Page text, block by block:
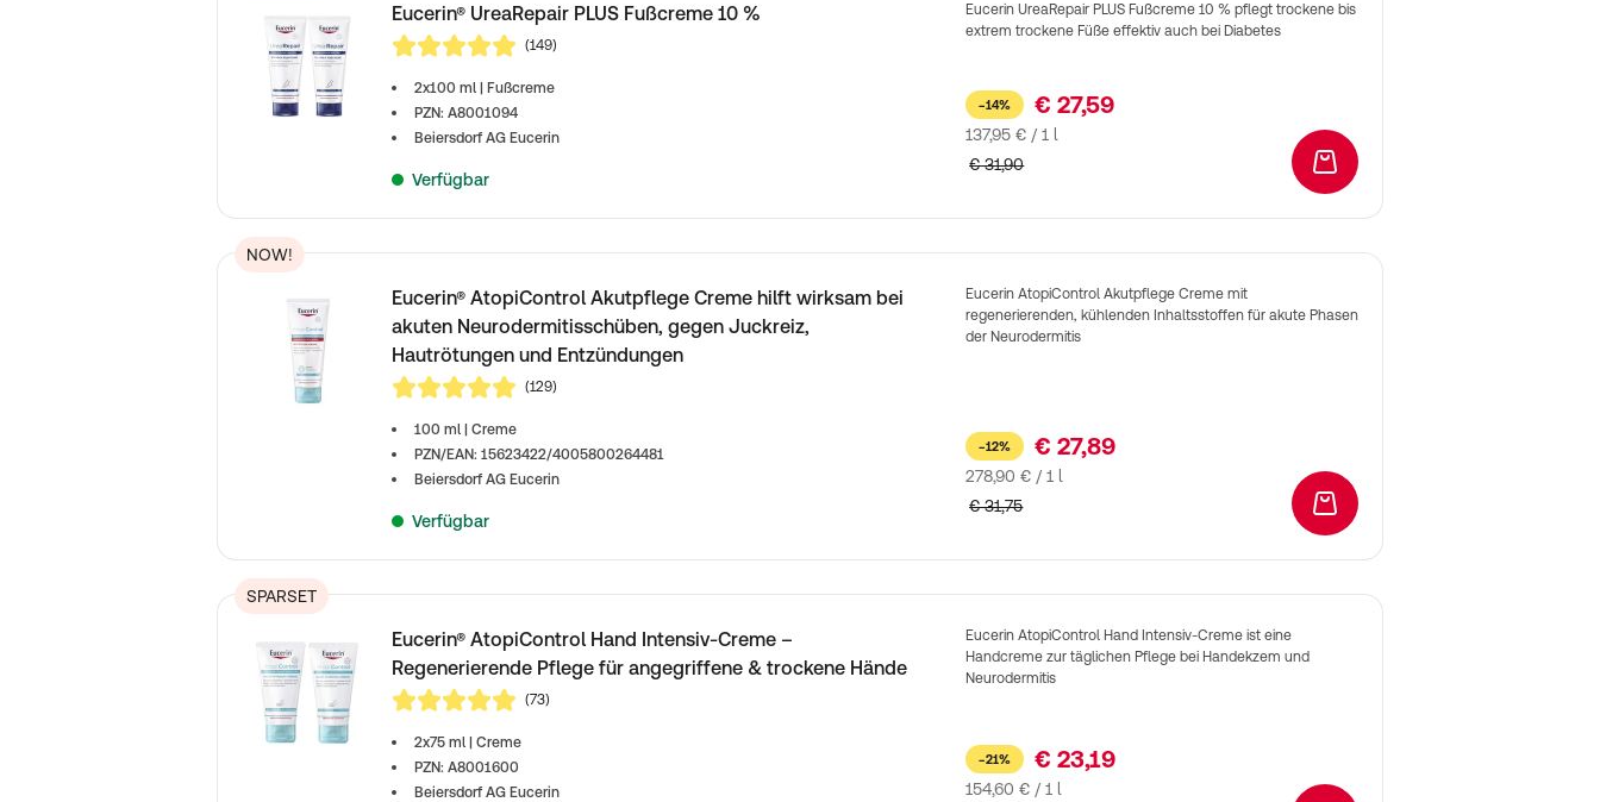
Eucerin® UreaRepair PLUS Fußcreme 10 %
4,9 von 5
(149)
2x100 ml | Fußcreme
PZN: A8001094
Beiersdorf AG Eucerin
Verfügbar
Eucerin UreaRepair PLUS Fußcreme 10 % pflegt trockene bis
extrem trockene Füße effektiv auch bei Diabetes
−14% € 27,59
137,95 € / 1 l
€ 31,90
In den Warenkorb
NOW!
Eucerin® AtopiControl Akutpflege Creme hilft wirksam bei
akuten Neurodermitisschüben, gegen Juckreiz,
Hautrötungen und Entzündungen
4,6 von 5
(129)
100 ml | Creme
PZN/EAN: 15623422/4005800264481
Beiersdorf AG Eucerin
Verfügbar
Eucerin AtopiControl Akutpflege Creme mit
regenerierenden, kühlenden Inhaltsstoffen für akute Phasen
der Neurodermitis
−12% € 27,89
278,90 € / 1 l
€ 31,75
In den Warenkorb
SPARSET
Eucerin® AtopiControl Hand Intensiv-Creme –
Regenerierende Pflege für angegriffene & trockene Hände
4,8 von 5
(73)
2x75 ml | Creme
PZN: A8001600
Beiersdorf AG Eucerin
Eucerin AtopiControl Hand Intensiv-Creme ist eine
Handcreme zur täglichen Pflege bei Handekzem und
Neurodermitis
−21% € 23,19
154,60 € / 1 l